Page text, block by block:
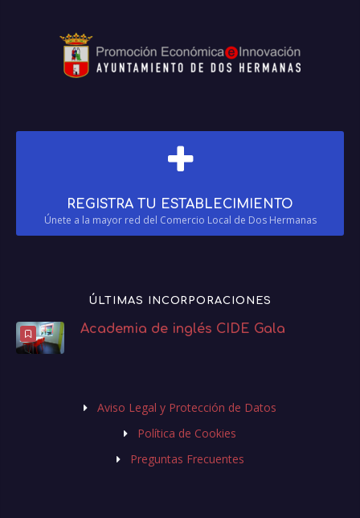
REGISTRA TU ESTABLECIMIENTO
Únete a la mayor red del Comercio Local de Dos Hermanas
ÚLTIMAS INCORPORACIONES
Academia de inglés CIDE Gala
Aviso Legal y Protección de Datos
Política de Cookies
Preguntas Frecuentes